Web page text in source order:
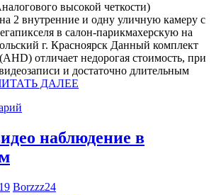
высокой четкости)
2 внутренние и одну уличную камеру с
в салон-парикмахерскую на
г. Красноярск Данный комплект
отличает недорогая стоимость, при
и достаточно длительным
ДАЛЕЕ
наблюдение в
Borzzz24